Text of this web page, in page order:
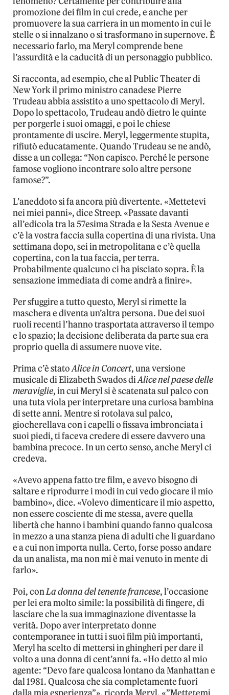
promozione dei film in cui crede, e anche per
promuovere la sua carriera in un momento in cui le
stelle o si innalzano o si trasformano in supernove. È
necessario farlo, ma Meryl comprende bene
l’assurdità e la caducità di un personaggio pubblico.
Si racconta, ad esempio, che al Public Theater di
New York il primo ministro canadese Pierre
Trudeau abbia assistito a uno spettacolo di Meryl.
Dopo lo spettacolo, Trudeau andò dietro le quinte
per porgerle i suoi omaggi, e poi le chiese
prontamente di uscire. Meryl, leggermente stupita,
rifiutò educatamente. Quando Trudeau se ne andò,
disse a un collega: “Non capisco. Perché le persone
famose vogliono incontrare solo altre persone
famose?”.
L’aneddoto si fa ancora più divertente. «Mettetevi
nei miei panni», dice Streep. «Passate davanti
all’edicola tra la 57esima Strada e la Sesta Avenue e
c’è la vostra faccia sulla copertina di una rivista. Una
settimana dopo, sei in metropolitana e c’è quella
copertina, con la tua faccia, per terra.
Probabilmente qualcuno ci ha pisciato sopra. È la
sensazione immediata di come andrà a finire».
Per sfuggire a tutto questo, Meryl si rimette la
maschera e diventa un’altra persona. Due dei suoi
ruoli recenti l’hanno trasportata attraverso il tempo
e lo spazio; la decisione deliberata da parte sua era
proprio quella di assumere nuove vite.
Prima c’è statoAlice in Concert, una versione
musicale di Elizabeth Swados diAlice nel paese delle
meraviglie, in cui Meryl si è scatenata sul palco con
una tuta viola per interpretare una curiosa bambina
di sette anni. Mentre si rotolava sul palco,
giocherellava con i capelli o fissava imbronciata i
suoi piedi, ti faceva credere di essere davvero una
bambina precoce. In un certo senso, anche Meryl ci
credeva.
«Avevo appena fatto tre film, e avevo bisogno di
saltare e riprodurre i modi in cui vedo giocare il mio
bambino», dice. «Volevo dimenticare il mio aspetto,
non essere cosciente di me stessa, avere quella
libertà che hanno i bambini quando fanno qualcosa
in mezzo a una stanza piena di adulti che li guardano
e a cui non importa nulla. Certo, forse posso andare
da un analista, ma non mi è mai venuto in mente di
farlo».
Poi, conLa donna del tenente francese, l’occasione
per lei era molto simile: la possibilità di fingere, di
lasciare che la sua immaginazione diventasse la
verità. Dopo aver interpretato donne
contemporanee in tutti i suoi film più importanti,
Meryl ha scelto di mettersi in ghingheri per dare il
volto a una donna di cent’anni fa. «Ho detto al mio
agente: “Devo fare qualcosa lontano da Manhattan e
dal 1981. Qualcosa che sia completamente fuori